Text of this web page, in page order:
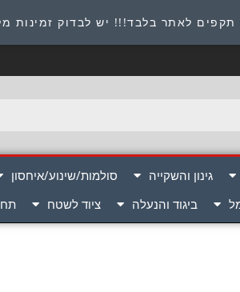
תקפים לאתר בלבד!!! יש לבדוק זמינות
: היוזמים 9 אור יהודה שירות לקוחות 054-8945722
גינון והשקייה סולמות/שינוע/איחסון
ביגוד והנעלה ציוד לשטח